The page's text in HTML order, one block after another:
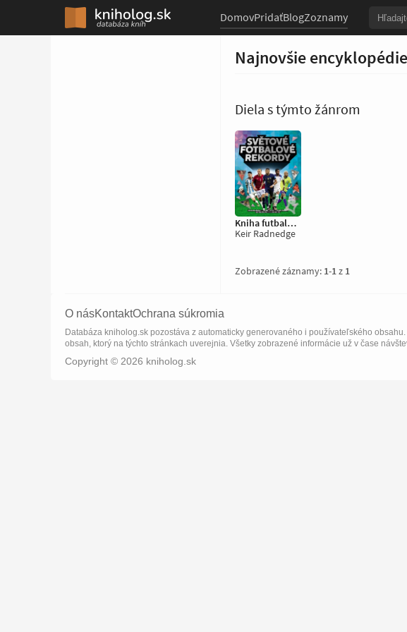
DomovPridaťBlogZoznamy
Najnovšie encyklopédie
Diela s týmto žánrom
Kniha futbalových rekordov
Keir Radnedge
Zobrazené záznamy: 1-1 z 1
O násKontaktOchrana súkromia
Databáza kniholog.sk pozostáva z automaticky generovaného i používateľského
obsah, ktorý na týchto stránkach uverejnia. Všetky zobrazené informácie už v čase
Copyright © 2026 kniholog.sk